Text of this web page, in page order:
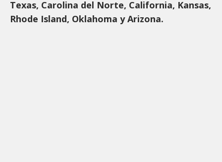
Texas, Carolina del Norte, California, Kansas,
Rhode Island, Oklahoma y Arizona.